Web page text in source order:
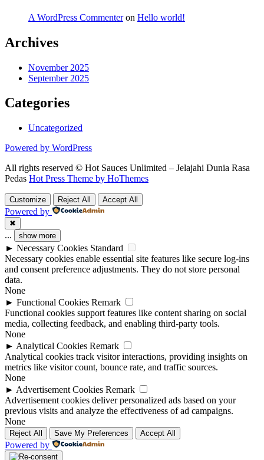
A WordPress Commenteron Hello world!
Archives
November 2025
September 2025
Categories
Uncategorized
Powered by WordPress
All rights reserved © Hot Sauces Unlimited – Jelajahi Dunia Rasa
Pedas Hot Press Theme by HoThemes
Customize Reject All Accept All
Powered by
✖
... show more
► Necessary Cookies Standard
Necessary cookies enable essential site features like secure log-ins
and consent preference adjustments. They do not store personal
data.
None
► Functional Cookies Remark
Functional cookies support features like content sharing on social
media, collecting feedback, and enabling third-party tools.
None
► Analytical Cookies Remark
Analytical cookies track visitor interactions, providing insights on
metrics like visitor count, bounce rate, and traffic sources.
None
► Advertisement Cookies Remark
Advertisement cookies deliver personalized ads based on your
previous visits and analyze the effectiveness of ad campaigns.
None
Reject All Save My Preferences Accept All
Powered by